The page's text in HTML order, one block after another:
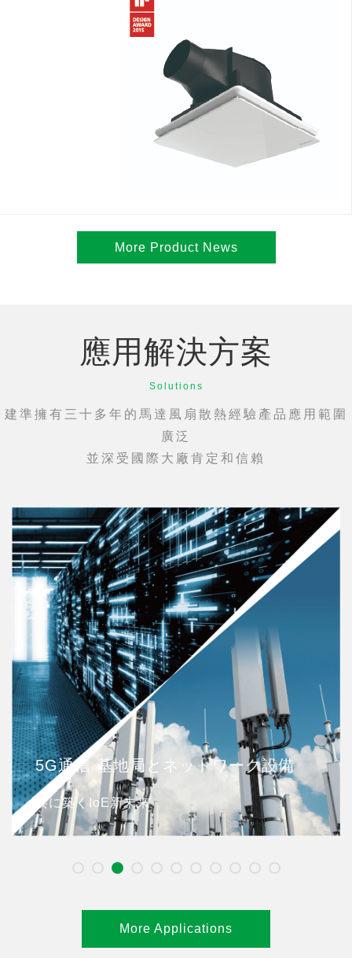
More Product News
應用解決方案
Solutions
建準擁有三十多年的馬達風扇散熱經驗產品應用範圍
廣泛
並深受國際大廠肯定和信賴
5G通信 基地局とネットワーク設備
共に築くIoE新未来
More Applications